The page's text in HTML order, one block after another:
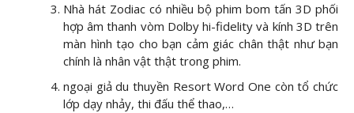
Nhà hát Zodiac có nhiều bộ phim bom tấn 3D phối
hợp âm thanh vòm Dolby hi-fidelity và kính 3D trên
màn hình tạo cho bạn cảm giác chân thật như bạn
chính là nhân vật thật trong phim.
ngoại giả du thuyền Resort Word One còn tổ chức
lớp dạy nhảy, thi đấu thể thao,…